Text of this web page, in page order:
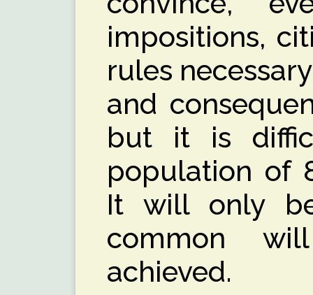
impositions,
rules
and
but it is
population of
It will only
common
achieved.